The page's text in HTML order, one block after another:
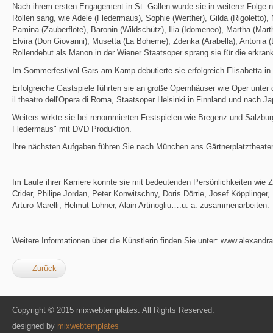
Nach ihrem ersten Engagement in St. Gallen wurde sie in weiterer
Rollen sang, wie Adele (Fledermaus), Sophie (Werther), Gilda
Pamina (Zauberflöte), Baronin (Wildschütz), Ilia (Idomeneo), Martha
Elvira (Don Giovanni), Musetta (La Boheme), Zdenka (Arabella),
Rollendebut als Manon in der Wiener Staatsoper sprang sie für die
Im Sommerfestival Gars am Kamp debutierte sie erfolgreich Elisabetta
Erfolgreiche Gastspiele führten sie an große Opernhäuser wie Oper
il theatro dell'Opera di Roma, Staatsoper Helsinki in Finnland und nach
Weiters wirkte sie bei renommierten Festspielen wie Bregenz und
Fledermaus" mit DVD Produktion.
Ihre nächsten Aufgaben führen Sie nach München ans
Im Laufe ihrer Karriere konnte sie mit bedeutenden Persönlichkeiten
Crider, Philipe Jordan, Peter Konwitschny, Doris Dörrie, Josef
Arturo Marelli, Helmut Lohner, Alain Artinogliu….u. a. zusammenarbeiten.
Weitere Informationen über die Künstlerin finden Sie unter:
Zurück
Copyright © 2015 mixwebtemplates. All Rights Reserved.
designed by mixwebtemplates